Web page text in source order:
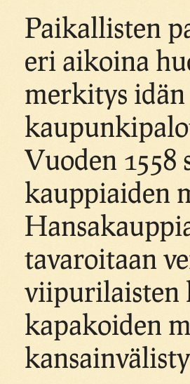
Paikallisten
eri aikoina
merkitys idän
Vuoden 1558
kauppiaiden
tavaroitaan
viipurilaisten
kapakoiden